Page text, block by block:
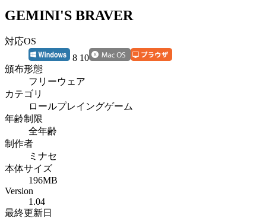
GEMINI'S BRAVER
対応OS
8 10
頒布形態
フリーウェア
カテゴリ
ロールプレイングゲーム
年齢制限
全年齢
制作者
ミナセ
本体サイズ
196MB
Version
1.04
最終更新日